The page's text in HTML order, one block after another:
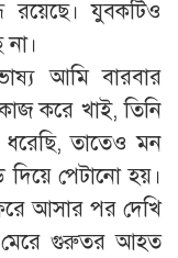
রয়েছে। যুবকটিও
আমি বারবার
করে খাই, তিনি
তাতেও মন
পেটানো হয়।
আসার পর দেখি
মেরে গুরুতর আহত